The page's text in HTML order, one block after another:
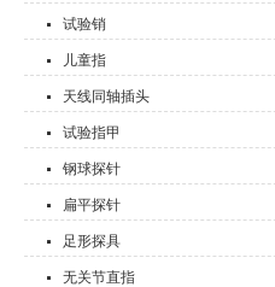
试验销
儿童指
天线同轴插头
试验指甲
钢球探针
扁平探针
足形探具
无关节直指